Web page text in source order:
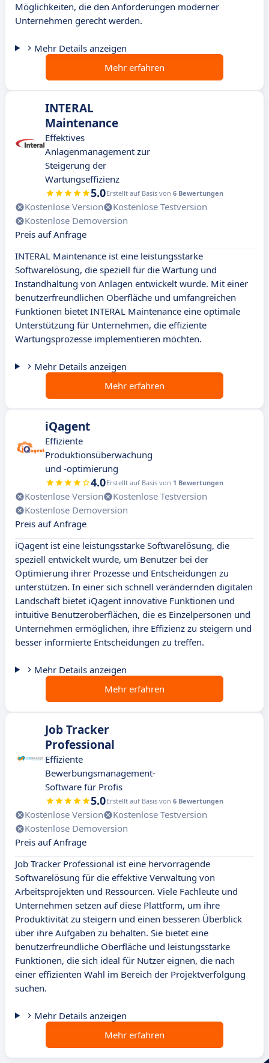
Möglichkeiten, die den Anforderungen moderner
Unternehmen gerecht werden.
Mehr Details anzeigen
Mehr erfahren
INTERAL
Maintenance
Effektives
Anlagenmanagement zur
Steigerung der
Wartungseffizienz
5.0Erstellt auf Basis von 6 Bewertungen
Kostenlose Version
Kostenlose Testversion
Kostenlose Demoversion
Preis auf Anfrage
INTERAL Maintenance ist eine leistungsstarke
Softwarelösung, die speziell für die Wartung und
Instandhaltung von Anlagen entwickelt wurde. Mit einer
benutzerfreundlichen Oberfläche und umfangreichen
Funktionen bietet INTERAL Maintenance eine optimale
Unterstützung für Unternehmen, die effiziente
Wartungsprozesse implementieren möchten.
Mehr Details anzeigen
Mehr erfahren
iQagent
Effiziente
Produktionsüberwachung
und -optimierung
4.0Erstellt auf Basis von 1 Bewertungen
Kostenlose Version
Kostenlose Testversion
Kostenlose Demoversion
Preis auf Anfrage
iQagent ist eine leistungsstarke Softwarelösung, die
speziell entwickelt wurde, um Benutzer bei der
Optimierung ihrer Prozesse und Entscheidungen zu
unterstützen. In einer sich schnell verändernden digitalen
Landschaft bietet iQagent innovative Funktionen und
intuitive Benutzeroberflächen, die es Einzelpersonen und
Unternehmen ermöglichen, ihre Effizienz zu steigern und
besser informierte Entscheidungen zu treffen.
Mehr Details anzeigen
Mehr erfahren
Job Tracker
Professional
Effiziente
Bewerbungsmanagement-
Software für Profis
5.0Erstellt auf Basis von 6 Bewertungen
Kostenlose Version
Kostenlose Testversion
Kostenlose Demoversion
Preis auf Anfrage
Job Tracker Professional ist eine hervorragende
Softwarelösung für die effektive Verwaltung von
Arbeitsprojekten und Ressourcen. Viele Fachleute und
Unternehmen setzen auf diese Plattform, um ihre
Produktivität zu steigern und einen besseren Überblick
über ihre Aufgaben zu behalten. Sie bietet eine
benutzerfreundliche Oberfläche und leistungsstarke
Funktionen, die sich ideal für Nutzer eignen, die nach
einer effizienten Wahl im Bereich der Projektverfolgung
suchen.
Mehr Details anzeigen
Mehr erfahren